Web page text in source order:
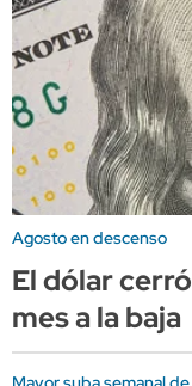
Agosto en descenso
El dólar
mes a la baja